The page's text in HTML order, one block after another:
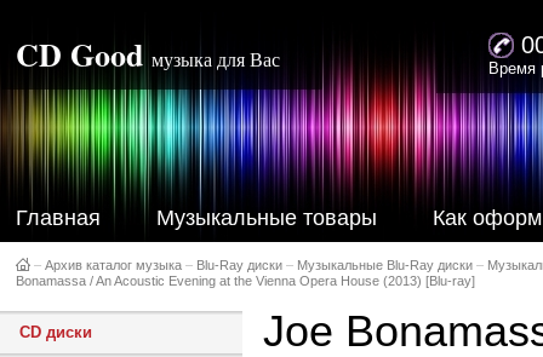
CD Good музыка для Вас Время
Главная Музыкальные товары Как
– Архив каталог музыка – Blu-Ray диски – Музыкальные Blu-Ray диски –
Bоnаmаssa / An Acoustic Еvening at the Vienna Оpera Нouse (2013) [Blu-ray]
CD диски
Joе